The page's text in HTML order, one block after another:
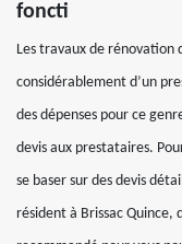
foncti
Les travaux de
considérablement d’un
des dépenses pour ce
devis aux prestataires.
se baser sur des devis
résident à Brissac Quince,